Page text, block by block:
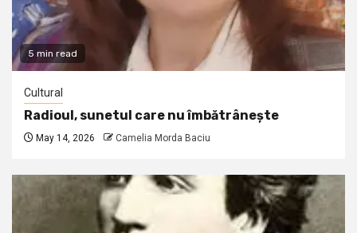
5 min read
Cultural
Radioul, sunetul care nu îmbătrânește
May 14, 2026 Camelia Morda Baciu